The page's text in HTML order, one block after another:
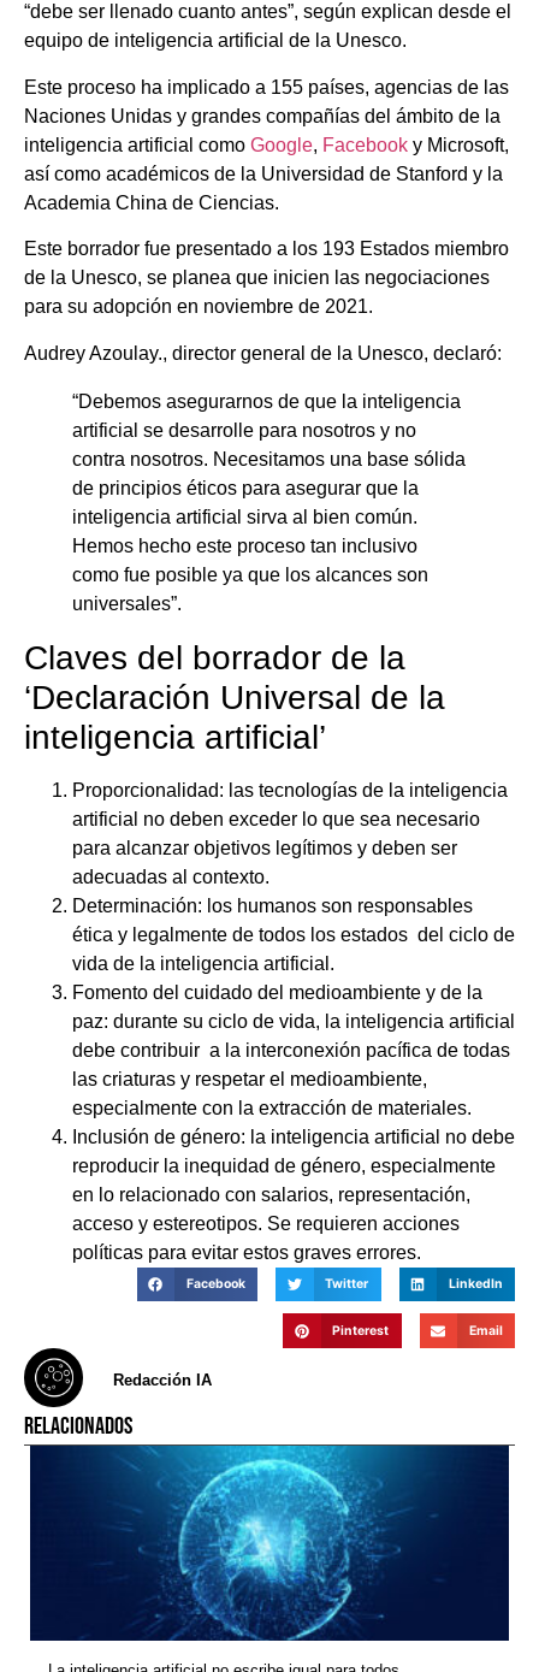
“debe ser llenado cuanto antes”, según explican desde el
equipo de inteligencia artificial de la Unesco.
Este proceso ha implicado a 155 países, agencias de las
Naciones Unidas y grandes compañías del ámbito de la
inteligencia artificial como Google, Facebook y Microsoft,
así como académicos de la Universidad de Stanford y la
Academia China de Ciencias.
Este borrador fue presentado a los 193 Estados miembro
de la Unesco, se planea que inicien las negociaciones
para su adopción en noviembre de 2021.
Audrey Azoulay., director general de la Unesco, declaró:
“Debemos asegurarnos de que la inteligencia
artificial se desarrolle para nosotros y no
contra nosotros. Necesitamos una base sólida
de principios éticos para asegurar que la
inteligencia artificial sirva al bien común.
Hemos hecho este proceso tan inclusivo
como fue posible ya que los alcances son
universales”.
Claves del borrador de la
‘Declaración Universal de la
inteligencia artificial’
Proporcionalidad: las tecnologías de la inteligencia
artificial no deben exceder lo que sea necesario
para alcanzar objetivos legítimos y deben ser
adecuadas al contexto.
Determinación: los humanos son responsables
ética y legalmente de todos los estados del ciclo de
vida de la inteligencia artificial.
Fomento del cuidado del medioambiente y de la
paz: durante su ciclo de vida, la inteligencia artificial
debe contribuir a la interconexión pacífica de todas
las criaturas y respetar el medioambiente,
especialmente con la extracción de materiales.
Inclusión de género: la inteligencia artificial no debe
reproducir la inequidad de género, especialmente
en lo relacionado con salarios, representación,
acceso y estereotipos. Se requieren acciones
políticas para evitar estos graves errores.
Facebook Twitter LinkedIn
Pinterest Email
Redacción IA
RELACIONADOS